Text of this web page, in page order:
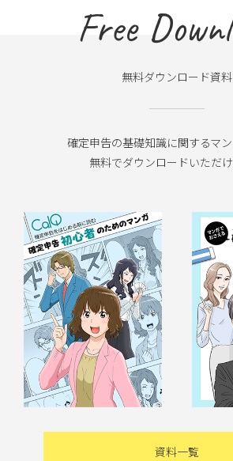
Free
無料ダウンロード資料
確定申告の基礎知識に関するマ
無料でダウンロードいただけ
資料一覧